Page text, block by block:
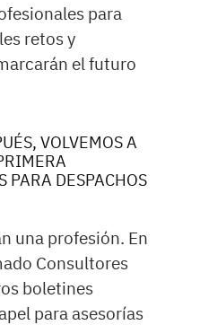
para
retos y
el futuro
VOLVEMOS A
PARA DESPACHOS
una profesión. En
Consultores
boletines
para asesorías